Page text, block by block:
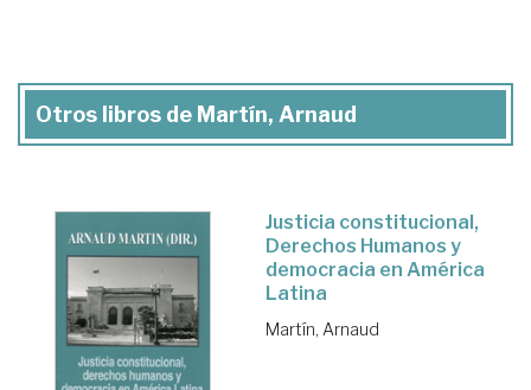
Otros libros de Martín, Arnaud
Justicia constitucional,
Derechos Humanos y
democracia en América
Latina
Martín, Arnaud